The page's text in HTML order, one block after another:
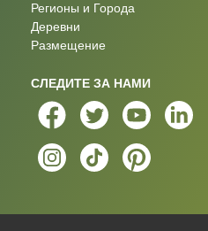
Регионы и Города
Деревни
Размещение
СЛЕДИТЕ ЗА НАМИ